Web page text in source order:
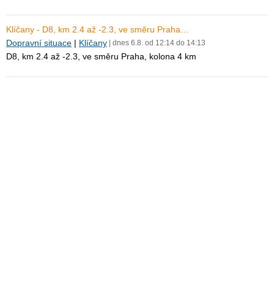
Klíčany - D8, km 2.4 až -2.3, ve směru Praha…
Dopravní situace | Klíčany | dnes 6.8. od 12:14 do 14:13
D8, km 2.4 až -2.3, ve směru Praha, kolona 4 km